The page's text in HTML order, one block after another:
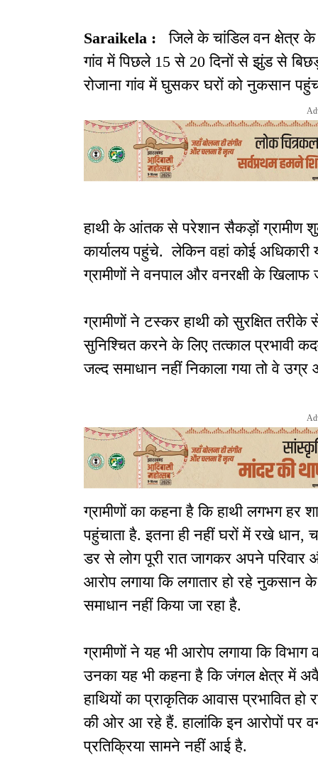
Saraikela :
जिले के चांडिल वन क्षेत्र
गांव में पिछले 15 से 20 दिनों से झुंड से
रोजाना गांव में घुसकर घरों को नुकसान
हाथी के आंतक से परेशान सैकड़ों ग्रामीण
कार्यालय पहुंचे. लेकिन वहां कोई अधिकारी
ग्रामीणों ने वनपाल और वनरक्षी के खिलाफ
ग्रामीणों ने टस्कर हाथी को सुरक्षित
सुनिश्चित करने के लिए तत्काल प्रभावी
जल्द समाधान नहीं निकाला गया तो वे
ग्रामीणों का कहना है कि हाथी लगभग हर
पहुंचाता है. इतना ही नहीं घरों में रखे
डर से लोग पूरी रात जागकर अपने परिवार
आरोप लगाया कि लगातार हो रहे नुकसान
समाधान नहीं किया जा रहा है.
ग्रामीणों ने यह भी आरोप लगाया कि
उनका यह भी कहना है कि जंगल क्षेत्र में
हाथियों का प्राकृतिक आवास प्रभावित हो
की ओर आ रहे हैं. हालांकि इन आरोपों पर
प्रतिक्रिया सामने नहीं आई है.